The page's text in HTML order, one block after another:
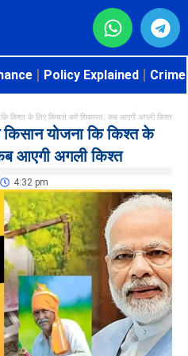
Policy Explained
किश्त के लिए किससे करें शिकायत, कब आएगी अगली किश्त
योजना कि किश्त के
आएगी अगली किश्त
4:32 pm